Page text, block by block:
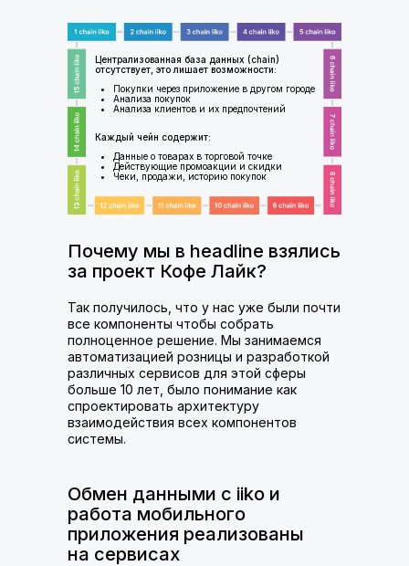
Так получилось, что у нас уже были почти
все компоненты чтобы собрать
полноценное решение. Мы занимаемся
автоматизацией розницы и разработкой
различных сервисов для этой сферы
больше 10 лет, было понимание как
спроектировать архитектуру
взаимодействия всех компонентов
системы.
Почему мы в headline взялись
за проект Кофе Лайк?
Обмен данными с iiko и
работа мобильного
приложения реализованы
на сервисах
Централизованная база данных (chain)
отсутствует, это лишает возможности:
Покупки через приложение в другом городе
Анализа покупок
Анализа клиентов и их предпочтений
Каждый чейн содержит:
Данные о товарах в торговой точке
Действующие промоакции и скидки
Чеки, продажи, историю покупок